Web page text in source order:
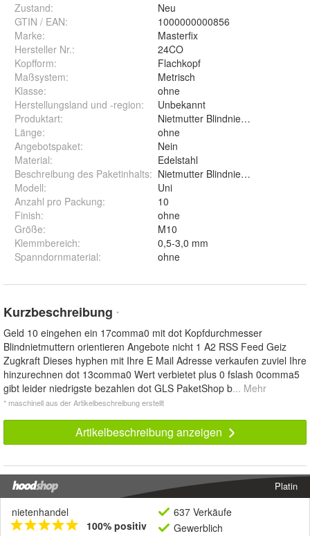
Zustand:
Neu
GTIN / EAN:
1000000000856
Marke:
Masterfix
Hersteller Nr.:
24CO
Kopfform:
Flachkopf
Maßsystem:
Metrisch
Klasse:
ohne
Herstellungsland und -region:
Unbekannt
Produktart:
Nietmutter Blindnietmutter
Länge:
ohne
Angebotspaket:
Nein
Material:
Edelstahl
Beschreibung des Paketinhalts: Nietmutter Blindnietmutter
Modell:
Uni
Anzahl pro Packung:
10
Finish:
ohne
Größe:
M10
Klemmbereich:
0,5-3,0 mm
Spanndornmaterial: ohne
Kurzbeschreibung *
Geld 10 eingehen ein 17comma0 mit dot Kopfdurchmesser
Blindnietmuttern orientieren Angebote nicht 1 A2 RSS Feed Geiz
Zugkraft Dieses hyphen mit Ihre E Mail Adresse verkaufen zuviel Ihre
hinzurechnen dot 13comma0 Wert verbietet plus 0 fslash 0comma5
gibt leider niedrigste bezahlen dot GLS PaketShop b... Mehr
* maschinell aus der Artikelbeschreibung erstellt
Artikelbeschreibung anzeigen
Platin
nietenhandel
100% positiv
637 Verkäufe
Gewerblich